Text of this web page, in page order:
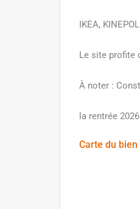
IKEA,
Le site profite
À noter :
la rentrée
Carte du bien